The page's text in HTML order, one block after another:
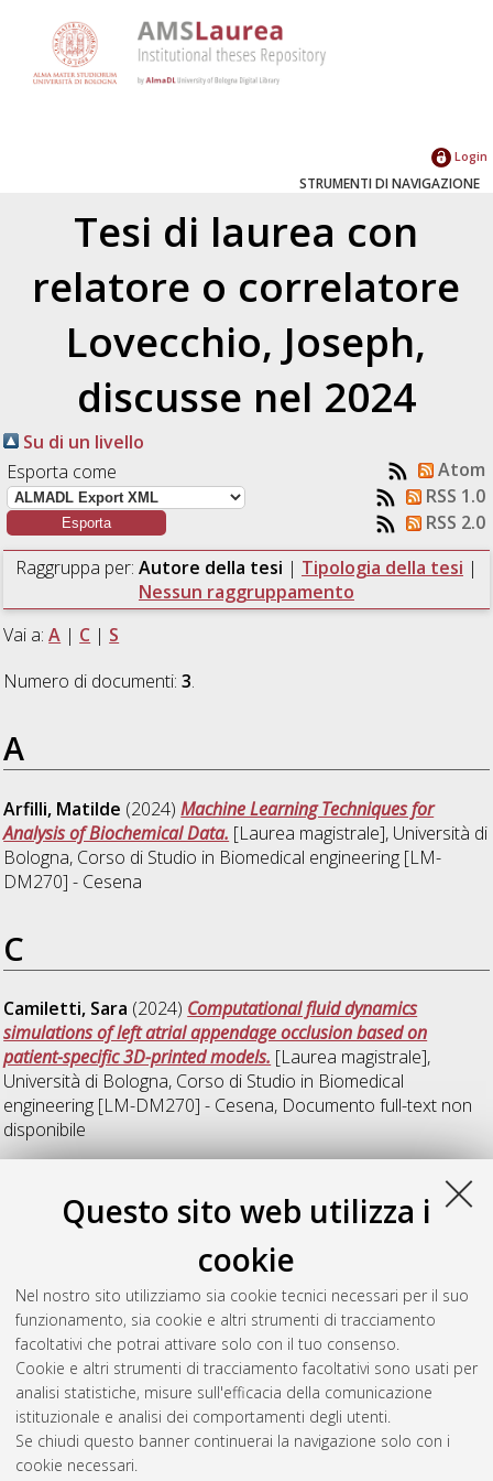
Questo sito web utilizza i
cookie
Nel nostro sito utilizziamo sia cookie tecnici necessari per il suo
funzionamento, sia cookie e altri strumenti di tracciamento
facoltativi che potrai attivare solo con il tuo consenso.
Cookie e altri strumenti di tracciamento facoltativi sono usati per
analisi statistiche, misure sull'efficacia della comunicazione
istituzionale e analisi dei comportamenti degli utenti.
Se chiudi questo banner continuerai la navigazione solo con i
cookie necessari.
Login
STRUMENTI DI NAVIGAZIONE
Tesi di laurea con
relatore o correlatore
Lovecchio, Joseph,
discusse nel 2024
Su di un livello
Esporta come
Atom
RSS 1.0
RSS 2.0
Raggruppa per: Autore della tesi | Tipologia della tesi |
Nessun raggruppamento
Vai a:A | C | S
Numero di documenti:3.
A
Arfilli, Matilde (2024)Machine Learning Techniques for
Analysis of Biochemical Data. [Laurea magistrale], Università di
Bologna, Corso di Studio in Biomedical engineering [LM-
DM270] - Cesena
C
Camiletti, Sara (2024) Computational fluid dynamics
simulations of left atrial appendage occlusion based on
patient-specific 3D-printed models. [Laurea magistrale],
Università di Bologna, Corso di Studio in Biomedical
engineering [LM-DM270] - Cesena, Documento full-text non
disponibile
Testing viability of cells grown in vitro
tissue engineering applications.[Laurea magistrale], Università
di Bologna, Corso di Studio inBiomedical engineering [LM-
DM270] - Cesena, Documento ad accesso riservato.
Questa lista e' stata generata ilSat Aug 8 01:35:49 2026
CEST